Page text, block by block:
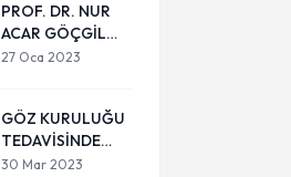
Anatomical
Response.
PROF. DR. NUR
ACAR GÖÇGİL
EBEVEYNLERİ
BİRÇOK
HASTALIĞA
NEDEN OLABİLİR
27 Oca 2023
GÖZ KURULUĞU
TEDAVİSİNDE
ALGORİTMA
30 Mar 2023